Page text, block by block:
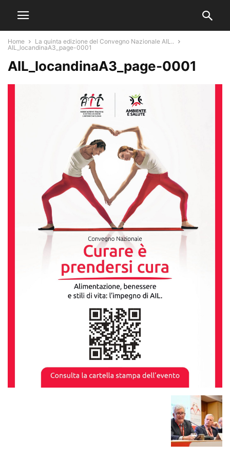
Home
La quinta edizione del Convegno Nazionale AIL..
AIL_locandinaA3_page-0001
AIL_locandinaA3_page-0001